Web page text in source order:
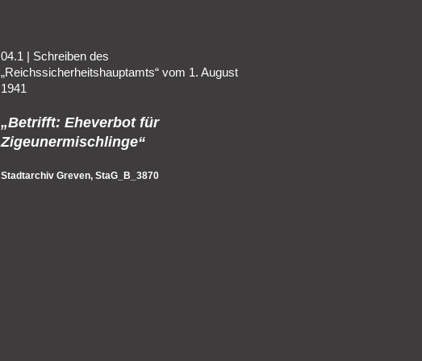
04.1 | Schreiben des
„Reichssicherheitshauptamts“ vom 1. August
1941
„Betrifft: Eheverbot für
Zigeunermischlinge“
Stadtarchiv Greven, StaG_B_3870